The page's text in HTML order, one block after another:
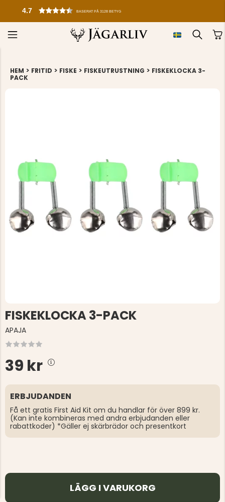
4.7 BASERAT PÅ 3128 BETYG
HEM > FRITID > FISKE > FISKEUTRUSTNING > FISKEKLOCKA 3-
PACK
FISKEKLOCKA 3-PACK
APAJA
39 kr
ERBJUDANDEN
Få ett gratis First Aid Kit om du handlar för över 899 kr.
(Kan inte kombineras med andra erbjudanden eller
rabattkoder) *Gäller ej skärbrädor och presentkort
LÄGG I VARUKORG